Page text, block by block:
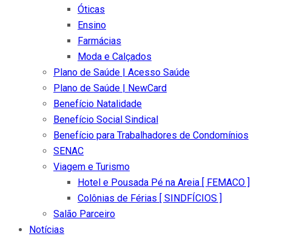
Óticas
Ensino
Farmácias
Moda e Calçados
Plano de Saúde | Acesso Saúde
Plano de Saúde | NewCard
Benefício Natalidade
Benefício Social Sindical
Benefício para Trabalhadores de Condomínios
SENAC
Viagem e Turismo
Hotel e Pousada Pé na Areia [ FEMACO ]
Colônias de Férias [ SINDFÍCIOS ]
Salão Parceiro
Notícias